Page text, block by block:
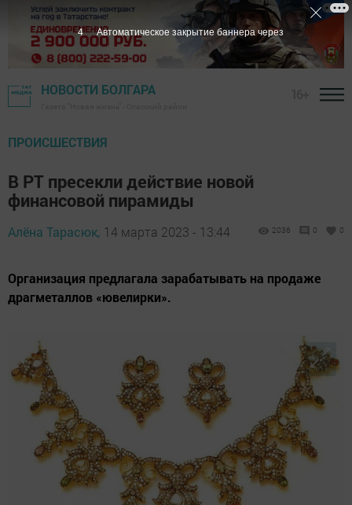
НОВОСТИ БОЛГАРА
ПРОИСШЕСТВИЯ
В РТ пресекли действие новой
финансовой пирамиды
Алёна Тарасюк, 14 марта 2023 - 13:44 2036 0 0
Организация предлагала зарабатывать на продаже
драгметаллов «ювелирки».
3 Автоматическое закрытие баннера через